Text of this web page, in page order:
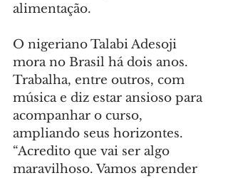
alimentação.
O nigeriano Talabi Adesoji
mora no Brasil há dois anos.
Trabalha, entre outros, com
música e diz estar ansioso para
acompanhar o curso,
ampliando seus horizontes.
“Acredito que vai ser algo
maravilhoso. Vamos aprender